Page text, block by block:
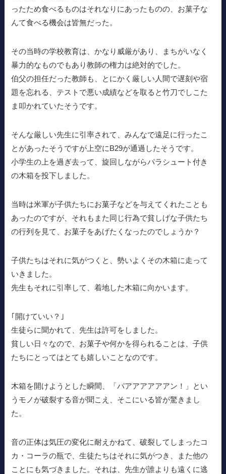
ったため食べるものはそれなりにあったものの、お菓子な
んて食べる機会は皆無だった。
その当時の学校教育は、かなり威厳があり、まちがいなく
暴力的なものでもあり教師の権力は絶対的でした。
伯父の担任だった教師も、とにかく厳しい人間で遅刻や宿
題を忘れる、テストで悪い成績などを取ると竹刀でしこた
ま叩かれていたそうです。
そんな厳しい先生に引率されて、みんなで遠足に行ったこ
とがあったそうですが上空にB29が通過したそうです。
小学生の上を過ぎ去って、旋回しながらパラシュート付き
の木箱を投下しました。
当時は米軍が子供たちにお菓子などを与えてくれたことも
あったのですが、それもまた同じ行為で貧しげな子供たち
の行列を見て、お菓子をあげたくなったのでしょうか？
子供たちはそれに気がつくと、勢いよくその木箱に走って
いきました。
先生もそれに引率して、着地した木箱に向かいます。
｢開けていい？｣
生徒らに聞かれて、先生は許可をしました。
貧しい日々なので、お菓子や何かを得られることは、子供
たちにとってはとても嬉しいことなのです。
木箱を開けようとした瞬間、「パアアアアアアン！」とい
うモノが破裂する音が聞こえ、そこにいる皆が驚きまし
た。
音の正体は気圧の変化に耐えかねて、破裂してしまったコ
カ・コーラの瓶で、生徒たちはそれに気がつき、また他の
ことにも気づきました。それは、先生が誰よりも遠くに逃